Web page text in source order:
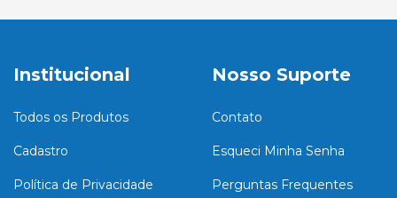
Institucional
Todos os Produtos
Cadastro
Política de Privacidade
Nosso Suporte
Contato
Esqueci Minha Senha
Perguntas Frequentes